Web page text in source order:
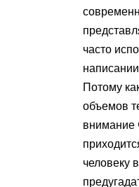
часто
Потому
объемов
внимание
человеку